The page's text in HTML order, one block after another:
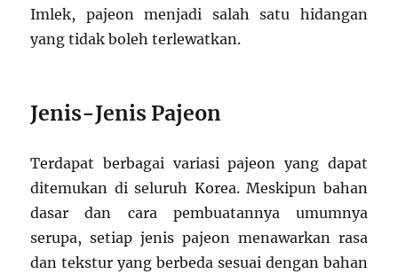
Imlek, pajeon menjadi salah satu hidangan
yang tidak boleh terlewatkan.
Jenis-Jenis Pajeon
Terdapat berbagai variasi pajeon yang dapat
ditemukan di seluruh Korea. Meskipun bahan
dasar dan cara pembuatannya umumnya
serupa, setiap jenis pajeon menawarkan rasa
dan tekstur yang berbeda sesuai dengan bahan